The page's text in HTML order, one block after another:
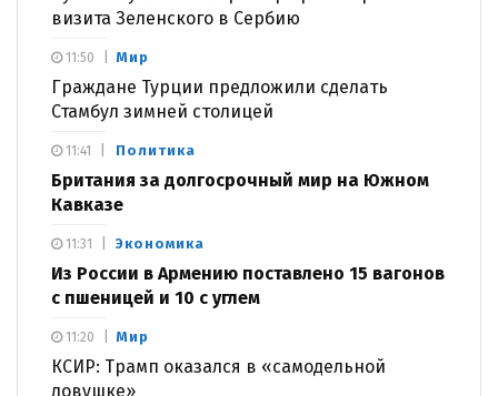
визита Зеленского в Сербию
Мир
Граждане Турции предложили сделать
Стамбул зимней столицей
11:50
Политика
Британия за долгосрочный мир на Южном
Кавказе
11:41
Экономика
Из России в Армению поставлено 15 вагонов
с пшеницей и 10 с углем
11:31
Мир
КСИР: Трамп оказался в «самодельной
ловушке»
11:20